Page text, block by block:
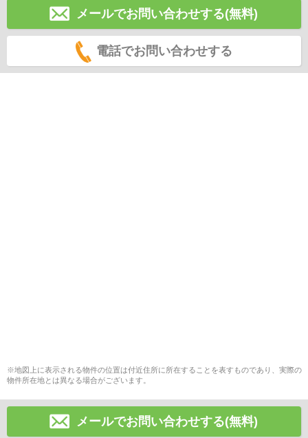
メールでお問い合わせする(無料)
電話でお問い合わせする
※地図上に表示される物件の位置は付近住所に所在することを表すものであり、実際の
物件所在地とは異なる場合がございます。
メールでお問い合わせする(無料)